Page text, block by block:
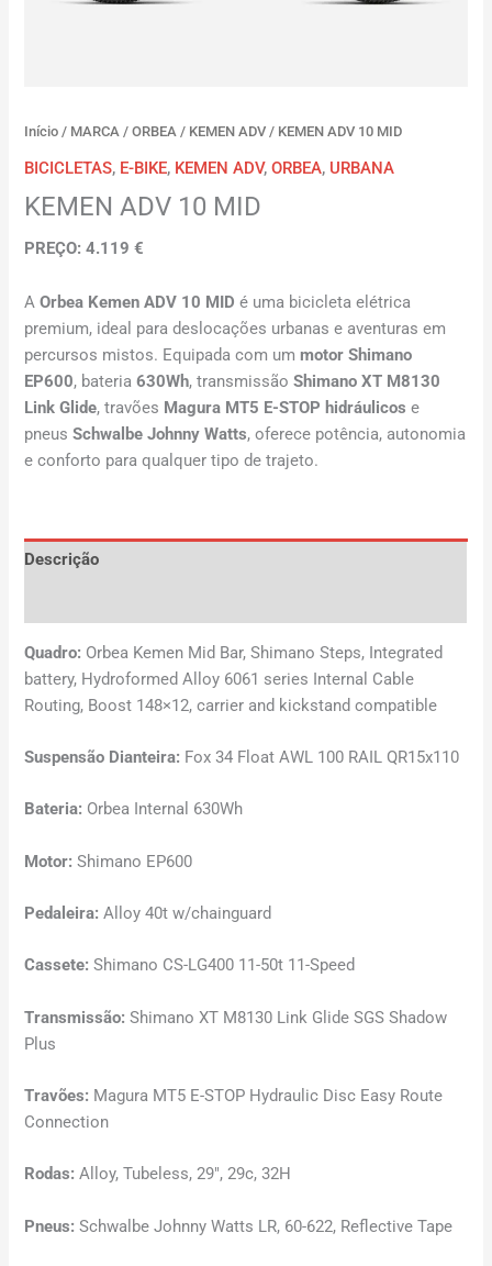
Início / MARCA /ORBEA / KEMEN ADV / KEMEN ADV 10 MID
BICICLETAS, E-BIKE, KEMEN ADV,ORBEA, URBANA
KEMEN ADV 10 MID
PREÇO: 4.119 €
AOrbea Kemen ADV 10 MID é uma bicicleta elétrica
premium, ideal para deslocações urbanas e aventuras em
percursos mistos. Equipada com ummotor Shimano
EP600, bateria630Wh, transmissãoShimano XT M8130
Link Glide, travões Magura MT5 E-STOP hidráulicos e
pneusSchwalbe Johnny Watts, oferece potência, autonomia
e conforto para qualquer tipo de trajeto.
Descrição
Quadro: Orbea Kemen Mid Bar, Shimano Steps, Integrated
battery, Hydroformed Alloy 6061 series Internal Cable
Routing, Boost 148×12, carrier and kickstand compatible
Suspensão Dianteira: Fox 34 Float AWL 100 RAIL QR15x110
Bateria: Orbea Internal 630Wh
Motor: Shimano EP600
Pedaleira: Alloy 40t w/chainguard
Cassete: Shimano CS-LG400 11-50t 11-Speed
Transmissão: Shimano XT M8130 Link Glide SGS Shadow
Plus
Travões: Magura MT5 E-STOP Hydraulic Disc Easy Route
Connection
Rodas: Alloy, Tubeless, 29″, 29c, 32H
Pneus: Schwalbe Johnny Watts LR, 60-622, Reflective Tape